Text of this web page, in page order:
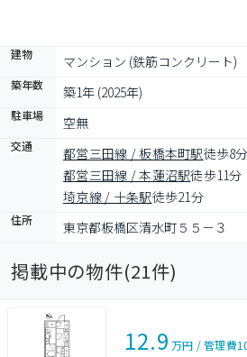
建物 マンション (鉄筋コンクリート)
築年数 築1年 (2025年)
駐車場 空無
交通 都営三田線 / 板橋本町駅徒歩8分
都営三田線 / 本蓮沼駅徒歩11分
埼京線 / 十条駅徒歩21分
住所 東京都板橋区清水町５５－３
掲載中の物件(21件)
12.9 万円 /管理費